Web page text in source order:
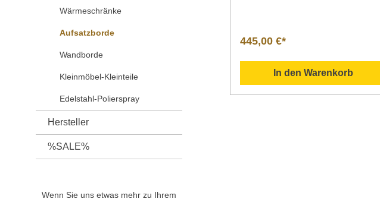
Wärmeschränke
Aufsatzborde
Wandborde
Kleinmöbel-Kleinteile
Edelstahl-Polierspray
Hersteller
%SALE%
Wenn Sie uns etwas mehr zu Ihrem
Modulbauweise. solide Bauweise;
Energieausnutzungleistungsstarke
Gerätereinigungsfreundlichaus
445,00 €*
In den Warenkorb